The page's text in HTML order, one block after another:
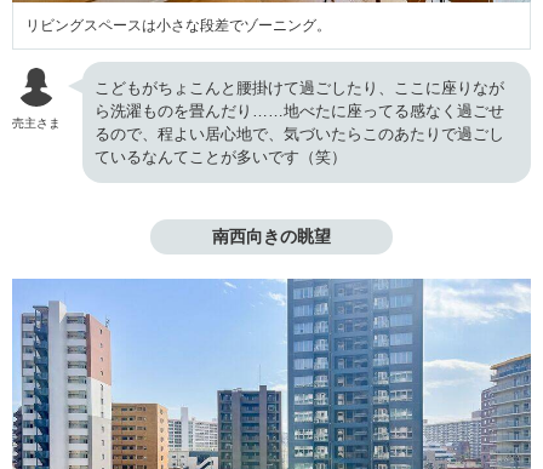
リビングスペースは小さな段差でゾーニング。
売主さま
こどもがちょこんと腰掛けて過ごしたり、ここに座りなが
ら洗濯ものを畳んだり……地べたに座ってる感なく過ごせ
るので、程よい居心地で、気づいたらこのあたりで過ごし
ているなんてことが多いです（笑）
南西向きの眺望